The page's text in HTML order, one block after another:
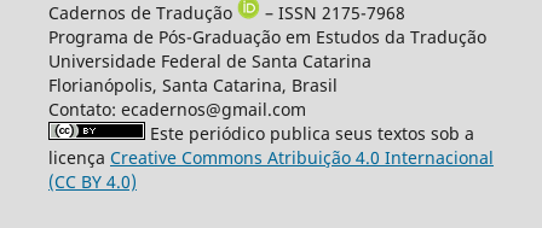
Cadernos de Tradução
– ISSN 2175-7968
Programa de Pós-Graduação em Estudos da Tradução
Universidade Federal de Santa Catarina
Florianópolis, Santa Catarina, Brasil
Contato: ecadernos@gmail.com
Este periódico publica seus textos sob a
licença Creative Commons Atribuição 4.0 Internacional
(CC BY 4.0)